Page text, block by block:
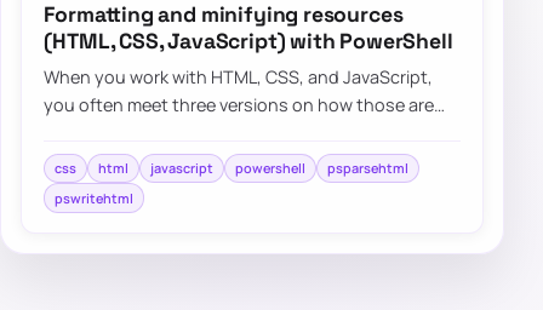
Formatting and minifying resources
(HTML, CSS, JavaScript) with PowerShell
When you work with HTML, CSS, and JavaScript,
you often meet three versions on how those are
css html javascript powershell
psparsehtml
pswritehtml